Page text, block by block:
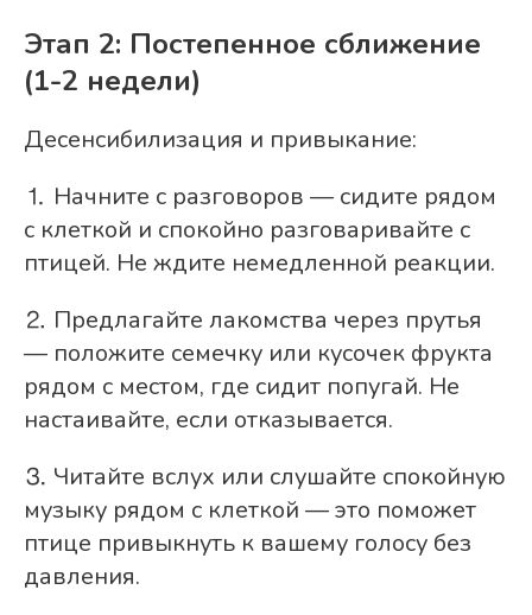
Этап 2: Постепенное сближение
(1-2 недели)
Десенсибилизация и привыкание:
⒈ Начните с разговоров — сидите рядом
с клеткой и спокойно разговаривайте с
птицей. Не ждите немедленной реакции.
⒉ Предлагайте лакомства через прутья
— положите семечку или кусочек фрукта
рядом с местом, где сидит попугай. Не
настаивайте, если отказывается.
⒊ Читайте вслух или слушайте спокойную
музыку рядом с клеткой — это поможет
птице привыкнуть к вашему голосу без
давления.